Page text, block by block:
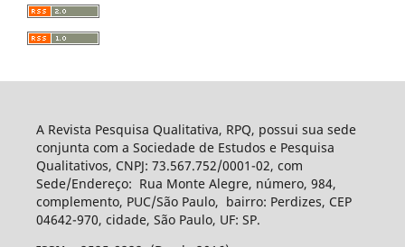
A Revista Pesquisa Qualitativa, RPQ, possui sua sede
conjunta com a Sociedade de Estudos e Pesquisa
Qualitativos, CNPJ: 73.567.752/0001-02, com
Sede/Endereço: Rua Monte Alegre, número, 984,
complemento, PUC/São Paulo, bairro: Perdizes, CEP
04642-970, cidade, São Paulo, UF: SP.